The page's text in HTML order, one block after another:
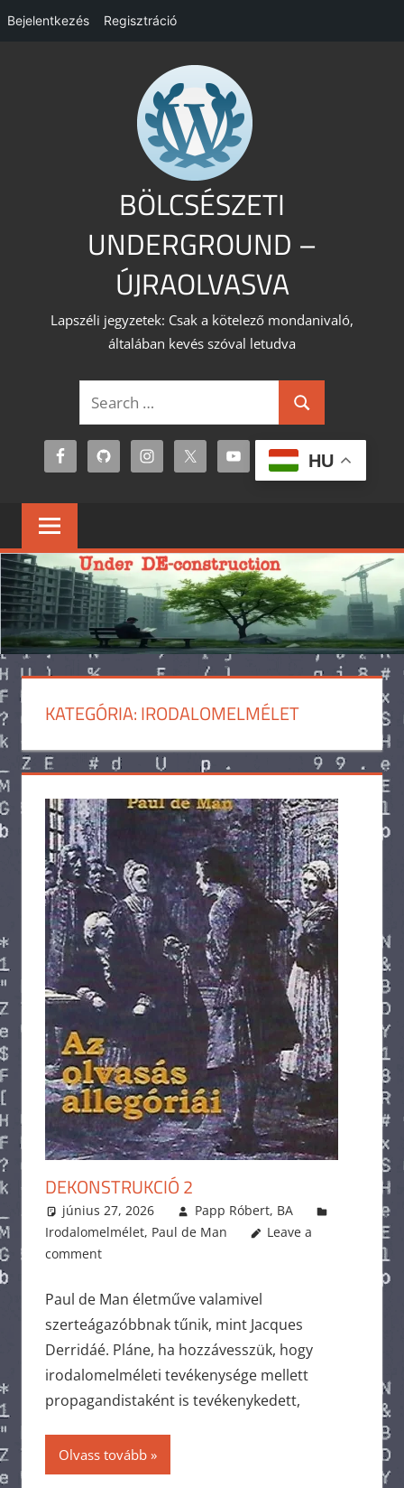
Bejelentkezés Regisztráció
BÖLCSÉSZETI
UNDERGROUND –
ÚJRAOLVASVA
Lapszéli jegyzetek: Csak a kötelező mondanivaló,
általában kevés szóval letudva
Search
for:
Search
HU
KATEGÓRIA:IRODALOMELMÉLET
DEKONSTRUKCIÓ 2
június 27, 2026
Papp Róbert, BA
Irodalomelmélet, Paul de Man
Leave a
comment
Paul de Man életműve valamivel
szerteágazóbbnak tűnik, mint Jacques
Derridáé. Pláne, ha hozzávesszük, hogy
irodalomelméleti tevékenysége mellett
propagandistaként is tevékenykedett,
Olvass tovább